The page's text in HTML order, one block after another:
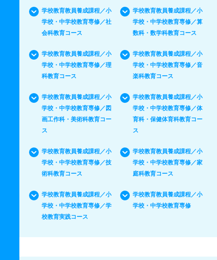
学校教育教員養成課程／小
学校・中学校教育専修／社
会科教育コース
学校教育教員養成課程／小
学校・中学校教育専修／算
数科・数学科教育コース
学校教育教員養成課程／小
学校・中学校教育専修／理
科教育コース
学校教育教員養成課程／小
学校・中学校教育専修／音
楽科教育コース
学校教育教員養成課程／小
学校・中学校教育専修／図
画工作科・美術科教育コー
ス
学校教育教員養成課程／小
学校・中学校教育専修／体
育科・保健体育科教育コー
ス
学校教育教員養成課程／小
学校・中学校教育専修／技
術科教育コース
学校教育教員養成課程／小
学校・中学校教育専修／家
庭科教育コース
学校教育教員養成課程／小
学校・中学校教育専修／学
校教育実践コース
学校教育教員養成課程／小
学校・中学校教育専修